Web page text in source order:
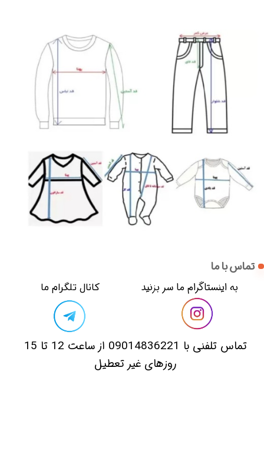
تماس با ما
​​به اینستاگرام ما سر بزنید​​​​​​​
​تماس تلفنی با 09014836221 از ساعت 12 تا 15
روزهای غیر تعطیل
​کانال تلگرام ما